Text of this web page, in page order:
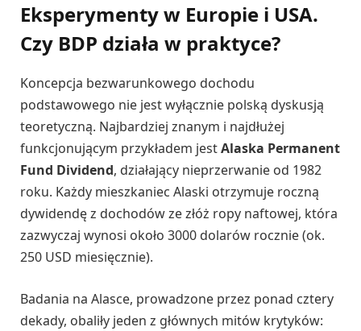
Eksperymenty w Europie i USA.
Czy BDP działa w praktyce?
Koncepcja bezwarunkowego dochodu
podstawowego nie jest wyłącznie polską dyskusją
teoretyczną. Najbardziej znanym i najdłużej
funkcjonującym przykładem jestAlaska Permanent
Fund Dividend, działający nieprzerwanie od 1982
roku. Każdy mieszkaniec Alaski otrzymuje roczną
dywidendę z dochodów ze złóż ropy naftowej, która
zazwyczaj wynosi około 3000 dolarów rocznie (ok.
250 USD miesięcznie).
Badania na Alasce, prowadzone przez ponad cztery
dekady, obaliły jeden z głównych mitów krytyków: